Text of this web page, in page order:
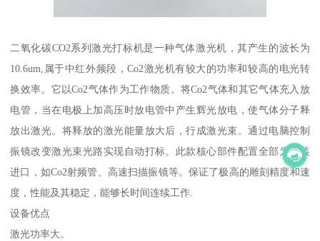
二氧化碳CO2系列激光打标机是一种气体激光机，其产生的波长为
10.6um,属于中红外频段，Co2激光机有较大的功率和较高的电光转
换效率。它以Co2气体作为工作物质。将Co2气体和其它气体充入放
电管，当在电极上加高压时放电管中产生辉光放电，使气体分子释
放出激光。将释放的激光能量放大后，行成激光束。通过电脑控制
振镜改变激光束光路实现自动打标。此款核心部件配置全部为原装
进口，如Co2射频管、高速扫描振镜等。保证了极高的雕刻精度和速
度，性能及其稳定，能够长时间连续工作.
设备优点
激光功率大。